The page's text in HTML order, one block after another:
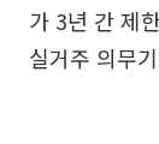
가 3년 간 제
실거주 의무